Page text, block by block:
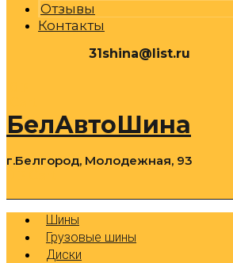
Отзывы
Контакты
31shina@list.ru
БелАвтоШина
г.Белгород, Молодежная, 93
Шины
Грузовые шины
Диски